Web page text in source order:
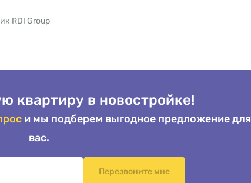
RDI Group
квартиру в новостройке!
и мы подберем выгодное предложение для
вас.
Перезвоните мне